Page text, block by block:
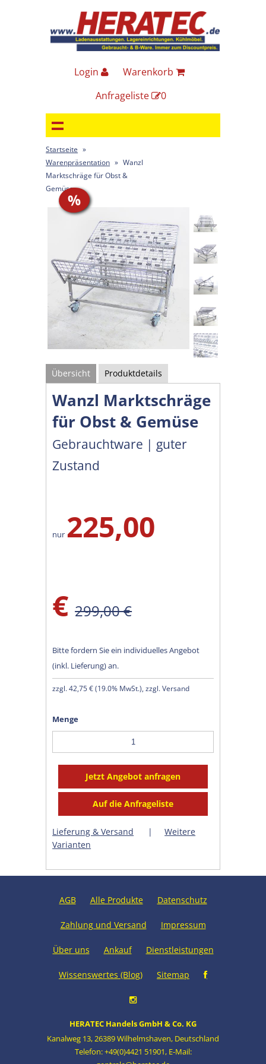
Login
Warenkorb
Anfrageliste
0
Startseite »
Warenpräsentation » Wanzl
Marktschräge für Obst &
Gemüse
%
Übersicht Produktdetails
Wanzl Marktschräge
für Obst & Gemüse
Gebrauchtware | guter
Zustand
nur 225,00
€ 299,00 €
Bitte fordern Sie ein individuelles Angebot
(inkl. Lieferung) an.
zzgl.42,75 € (19.0% MwSt.), zzgl. Versand
Menge
Lieferung & Versand |
Weitere
Varianten
AGB Alle Produkte Datenschutz
Zahlung und Versand Impressum
Über uns Ankauf Dienstleistungen
Wissenswertes (Blog) Sitemap
HERATEC Handels GmbH & Co. KG
Kanalweg 13,26389 Wilhelmshaven, Deutschland
Telefon: +49(0)4421 51901, E-Mail: